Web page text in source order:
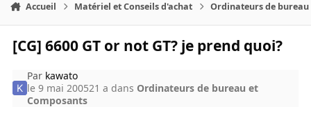
Accueil Matériel et Conseils d'achat Ordinateurs de bureau
[CG] 6600 GT or not GT? je prend quoi?
Par kawato
le 9 mai 200521 a dans Ordinateurs de bureau et
Composants